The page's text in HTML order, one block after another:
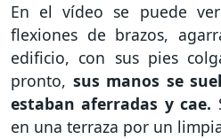
En el vídeo se puede
flexiones de brazos,
edificio, con sus pies
pronto, sus manos se
estaban aferradas y cae.
en una terraza por un